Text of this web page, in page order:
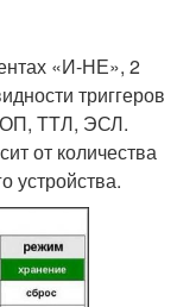
«И-НЕ», 2
триггеров
ТТЛ, ЭСЛ.
от количества
устройства.